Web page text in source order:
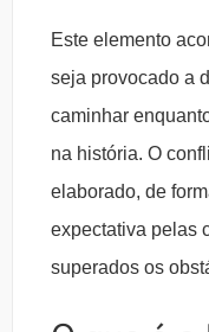
Este elemento
seja provocado a
caminhar
na história. O
elaborado, de
expectativa pelas
superados os